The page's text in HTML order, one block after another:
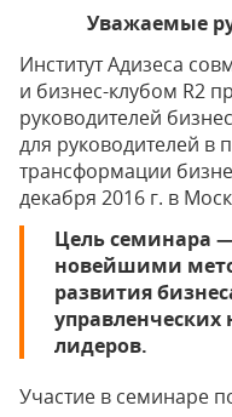
Уважаемые
Институт Адизеса
и бизнес-клубом R2
руководителей
для руководителей в
трансформации
декабря 2016 г. в
Цель семинара
новейшими
развития
лидеров.
Участие в семинаре